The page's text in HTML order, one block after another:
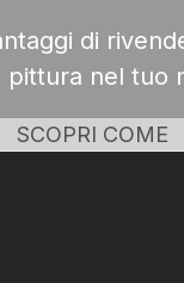
di
pittura nel tuo
SCOPRI COME